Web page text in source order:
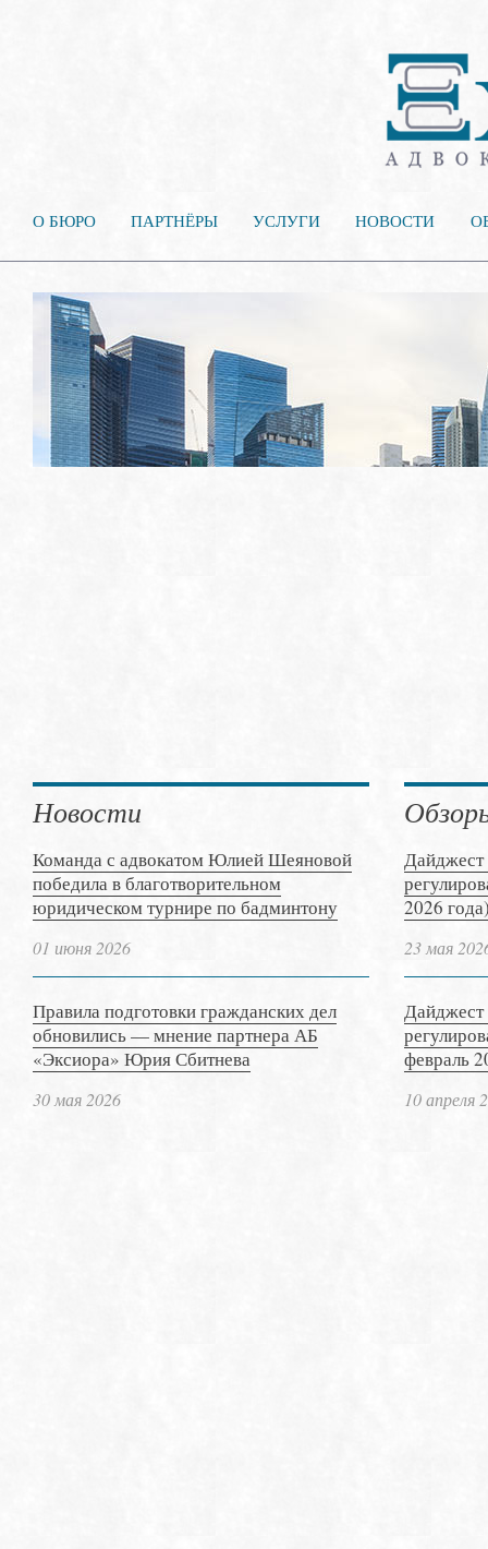
О БЮРО ПАРТНЁРЫ УСЛУГИ НОВОСТИ
Новости
Команда с адвокатом Юлией Шеяновой
победила в благотворительном
юридическом турнире по бадминтону
01 июня 2026
Правила подготовки гражданских дел
обновились — мнение партнера АБ
«Эксиора» Юрия Сбитнева
30 мая 2026
Дайджест
2026
23 мая
Дайджест
февраль
10 апреля